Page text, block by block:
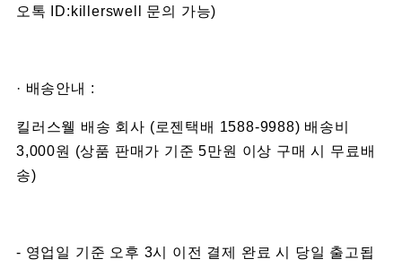
오톡 ID:killerswell 문의 가능)
· 배송안내 :
킬러스웰 배송 회사 (로젠택배 1588-9988) 배송비
3,000원 (상품 판매가 기준 5만원 이상 구매 시 무료배
송)
- 영업일 기준 오후 3시 이전 결제 완료 시 당일 출고됩